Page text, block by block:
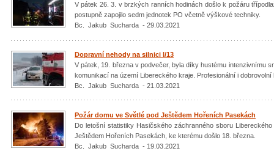
V pátek 26. 3. v brzkých ranních hodinách došlo k požáru
postupně zapojilo sedm jednotek PO včetně výškové techniky.
Bc. Jakub Sucharda - 29.03.2021
Dopravní nehody na silnici I/13
V pátek, 19. března v podvečer, byla díky hustému intenzivnímu
komunikací na území Libereckého kraje. Profesionální i
Bc. Jakub Sucharda - 21.03.2021
Požár domu ve Světlé pod Ještědem Hořeních Pasekách
Do letošní statistiky Hasičského záchranného sboru
Ještědem Hořeních Pasekách, ke kterému došlo 18. března.
Bc. Jakub Sucharda - 19.03.2021